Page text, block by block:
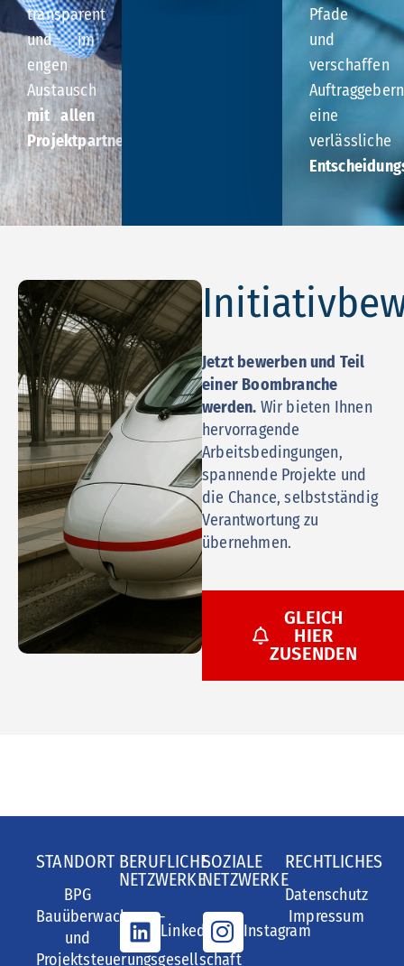
transparent
und im
engen
Austausch
mit allen
Projektpartnern
Pfade
und
verschaffen
Auftraggebern
eine
verlässliche
Jetzt bewerben und Teil
einer Boombranche
werden. Wir bieten Ihnen
hervorragende
Arbeitsbedingungen,
spannende Projekte und
die Chance, selbstständig
Verantwortung zu
übernehmen.
GLEICH
HIER
ZUSENDEN
STANDORT
BPG
Bauüberwachungs-
und
Projektsteuerungsgesellschaft
BERUFLICHE
NETZWERKE
LinkedIn
SOZIALE
NETZWERKE
Instagram
RECHTLICHES
Datenschutz
Impressum